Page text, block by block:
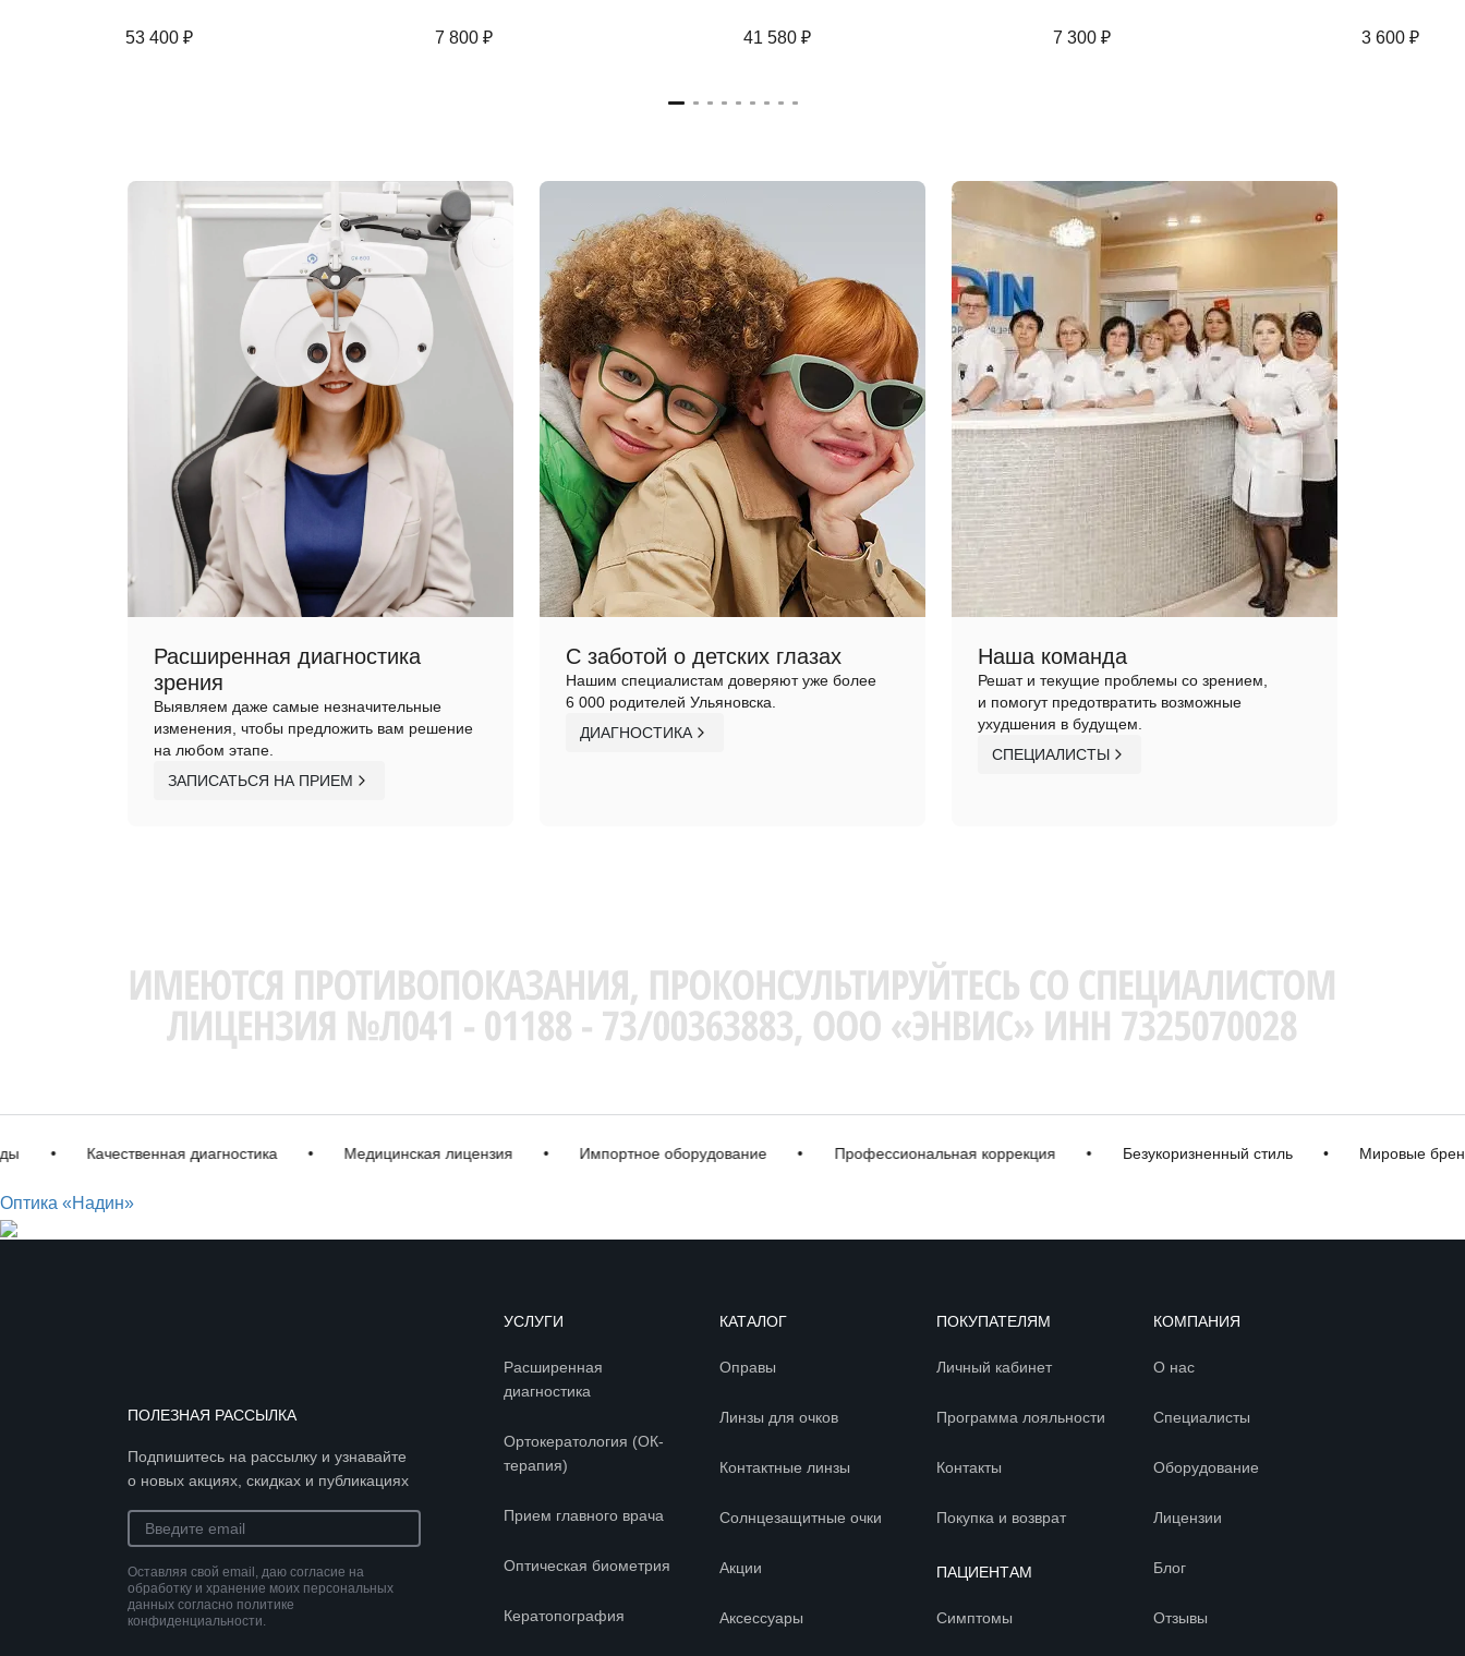
53 400 ₽ 7 800 ₽ 41 580 ₽ 7 300 ₽ 3 600 ₽
Расширенная диагностика
зрения
Выявляем даже самые незначительные
изменения, чтобы предложить вам решение
на любом этапе.
ЗАПИСАТЬСЯ НА ПРИЕМ
С заботой о детских глазах
Нашим специалистам доверяют уже более
6 000 родителей Ульяновска.
ДИАГНОСТИКА
Наша команда
Решат и текущие проблемы со зрением,
и помогут предотвратить возможные
ухудшения в будущем.
СПЕЦИАЛИСТЫ
• Качественная диагностика • Медицинская лицензия • Импортное оборудование • Профессиональная коррекция • Безукоризненный стиль • Мировые бренды
Оптика «Надин»
ПОЛЕЗНАЯ РАССЫЛКА
Подпишитесь на рассылку и узнавайте
о новых акциях, скидках и публикациях
Оставляя свой email, даю согласие на
обработку и хранение моих персональных
данных согласно политике
конфиденциальности.
УСЛУГИ
Расширенная
диагностика
Ортокератология (ОК-
терапия)
Прием главного врача
Оптическая биометрия
Кератопография
КАТАЛОГ
Оправы
Линзы для очков
Контактные линзы
Солнцезащитные очки
Акции
Аксессуары
ПОКУПАТЕЛЯМ
Личный кабинет
Программа лояльности
Контакты
Покупка и возврат
ПАЦИЕНТАМ
Симптомы
КОМПАНИЯ
О нас
Специалисты
Оборудование
Лицензии
Блог
Отзывы